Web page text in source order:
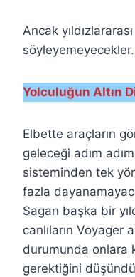
Ancak
söyleyemeyecekler.
Yolculuğun Altın
Elbette araçların
geleceği adım
sisteminden tek
fazla
Sagan başka bir
canlıların Voyager
durumunda onlara
gerektiğini